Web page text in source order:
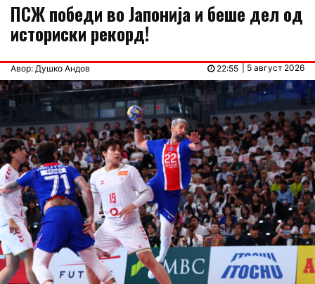
ПСЖ победи во Јапонија и беше дел од
историски рекорд!
Авор: Душко Андов | 5 август 2026
22:55